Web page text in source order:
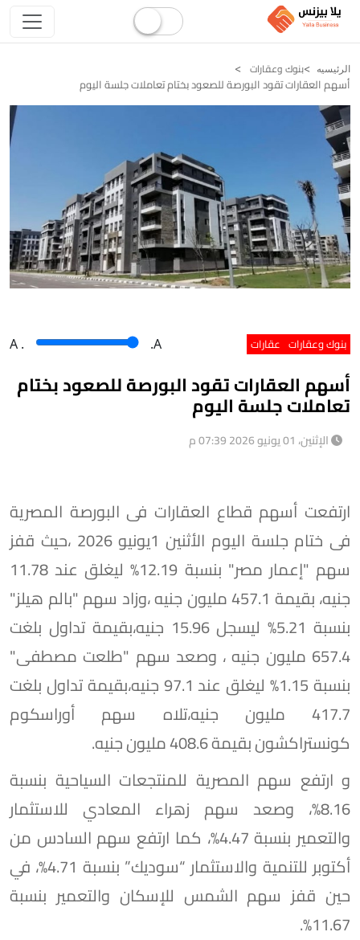
الرئيسيه بنوك وعقارات
أسهم العقارات تقود البورصة للصعود بختام تعاملات جلسة اليوم
بنوك وعقارات عقارات A . .A
أسهم العقارات تقود البورصة للصعود بختام
تعاملات جلسة اليوم
الإثنين، 01 يونيو 2026 07:39 م
ارتفعت أسهم قطاع العقارات فى البورصة المصرية
فى ختام جلسة اليوم الأثنين 1يونيو 2026 ،حيث قفز
سهم "إعمار مصر" بنسبة 12.19% ليغلق عند 11.78
جنيه، بقيمة 457.1 مليون جنيه ،وزاد سهم "بالم هيلز"
بنسبة 5.21% ليسجل 15.96 جنيه،بقيمة تداول بلغت
657.4 مليون جنيه ، وصعد سهم "طلعت مصطفى"
بنسبة 1.15% ليغلق عند 97.1 جنيه،بقيمة تداول بلغت
417.7 مليون جنيه،تلاه سهم أوراسكوم
كونستراكشون بقيمة 408.6 مليون جنيه.
و ارتفع سهم المصرية للمنتجعات السياحية بنسبة
8.16%، وصعد سهم زهراء المعادي للاستثمار
والتعمير بنسبة 4.47%، كما ارتفع سهم السادس من
أكتوبر للتنمية والاستثمار “سوديك” بنسبة 4.71%، في
حين قفز سهم الشمس للإسكان والتعمير بنسبة
11.67%.